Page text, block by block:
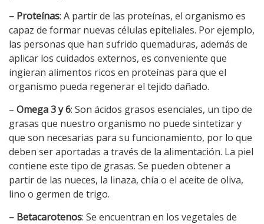
– Proteínas: A partir de las proteínas, el organismo es
capaz de formar nuevas células epiteliales. Por ejemplo,
las personas que han sufrido quemaduras, además de
aplicar los cuidados externos, es conveniente que
ingieran alimentos ricos en proteínas para que el
organismo pueda regenerar el tejido dañado.
– Omega 3 y 6: Son ácidos grasos esenciales, un tipo de
grasas que nuestro organismo no puede sintetizar y
que son necesarias para su funcionamiento, por lo que
deben ser aportadas a través de la alimentación. La piel
contiene este tipo de grasas. Se pueden obtener a
partir de las nueces, la linaza, chía o el aceite de oliva,
lino o germen de trigo.
– Betacarotenos: Se encuentran en los vegetales de